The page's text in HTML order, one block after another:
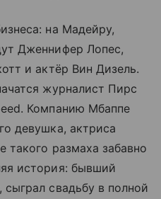
на Мадейру,
Дженнифер Лопес,
и актёр Вин Дизель.
журналист Пирс
Компанию Мбаппе
девушка, актриса
такого размаха забавно
история: бывший
сыграл свадьбу в полной